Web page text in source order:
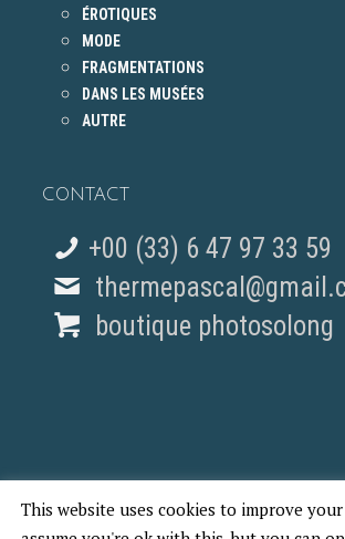
ÉROTIQUES
MODE
FRAGMENTATIONS
DANS LES MUSÉES
AUTRE
CONTACT
+00 (33) 6 47 97 33 59
boutique photosolong
© 2018 Pascal Therme - REPORTAGES
This website uses cookies to improve